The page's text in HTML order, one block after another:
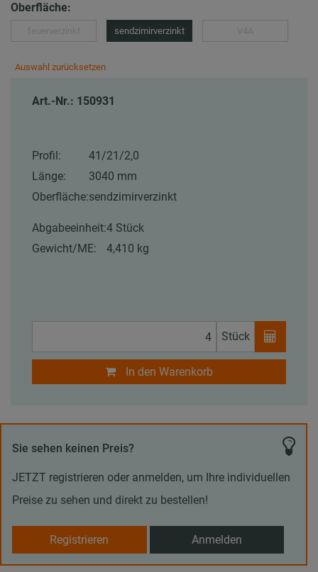
Oberfläche:
sendzimirverzinkt
Auswahl zurücksetzen
Art.-Nr.: 150931
Profil:
41/21/2,0
Länge:
3040 mm
Oberfläche:sendzimirverzinkt
Abgabeeinheit:4 Stück
Gewicht/ME:
4,410 kg
Stück
In den Warenkorb
Sie sehen keinen Preis?
JETZT registrieren oder anmelden, um Ihre individuellen
Preise zu sehen und direkt zu bestellen!
Registrieren Anmelden